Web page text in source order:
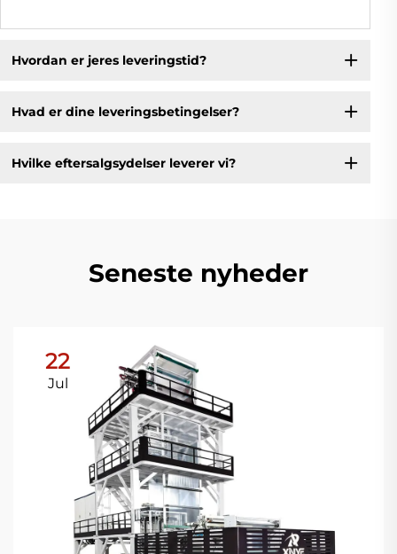
Hvordan er jeres leveringstid?
Hvad er dine leveringsbetingelser?
Hvilke eftersalgsydelser leverer vi?
Seneste nyheder
22
Jul